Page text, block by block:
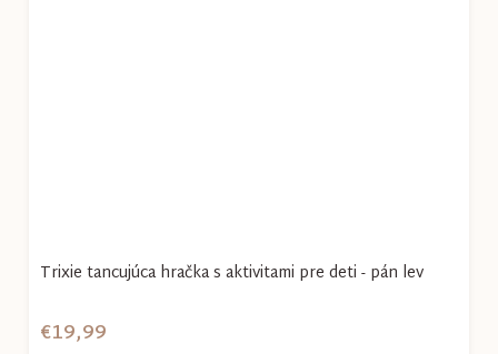
Trixie tancujúca hračka s aktivitami pre deti - pán lev
€19,99